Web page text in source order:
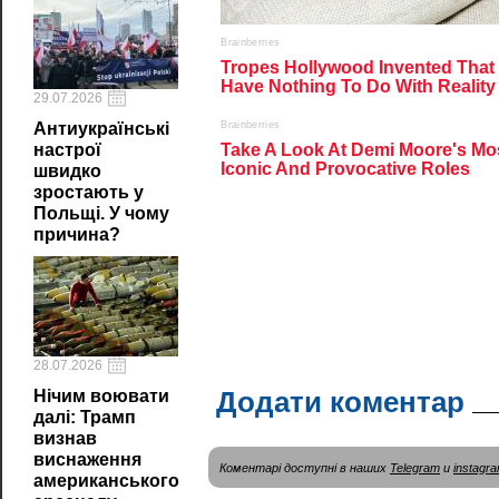
29.07.2026
Антиукраїнські
настрої
швидко
зростають у
Польщі. У чому
причина?
28.07.2026
Нічим воювати
далі: Трамп
визнав
виснаження
американського
Додати коментар
Коментарі доступні в наших Telegram и